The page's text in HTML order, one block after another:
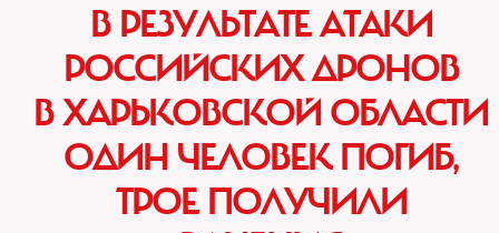
В РЕЗУЛЬТАТЕ АТАКИ
РОССИЙСКИХ ДРОНОВ
В ХАРЬКОВСКОЙ ОБЛАСТИ
ОДИН ЧЕЛОВЕК ПОГИБ,
ТРОЕ ПОЛУЧИЛИ